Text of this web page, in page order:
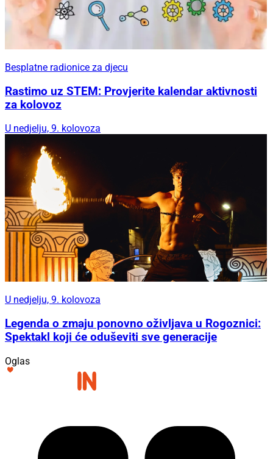
Besplatne radionice za djecu
Rastimo uz STEM: Provjerite kalendar aktivnosti
za kolovoz
U nedjelju, 9. kolovoza
U nedjelju, 9. kolovoza
Legenda o zmaju ponovno oživljava u Rogoznici:
Spektakl koji će oduševiti sve generacije
Oglas